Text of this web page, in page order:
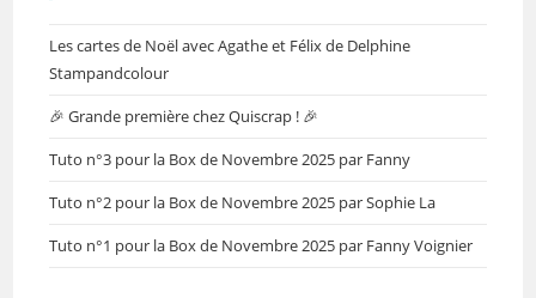
Les cartes de Noël avec Agathe et Félix de Delphine
Stampandcolour
🎉 Grande première chez Quiscrap ! 🎉
Tuto n°3 pour la Box de Novembre 2025 par Fanny
Tuto n°2 pour la Box de Novembre 2025 par Sophie La
Tuto n°1 pour la Box de Novembre 2025 par Fanny Voignier